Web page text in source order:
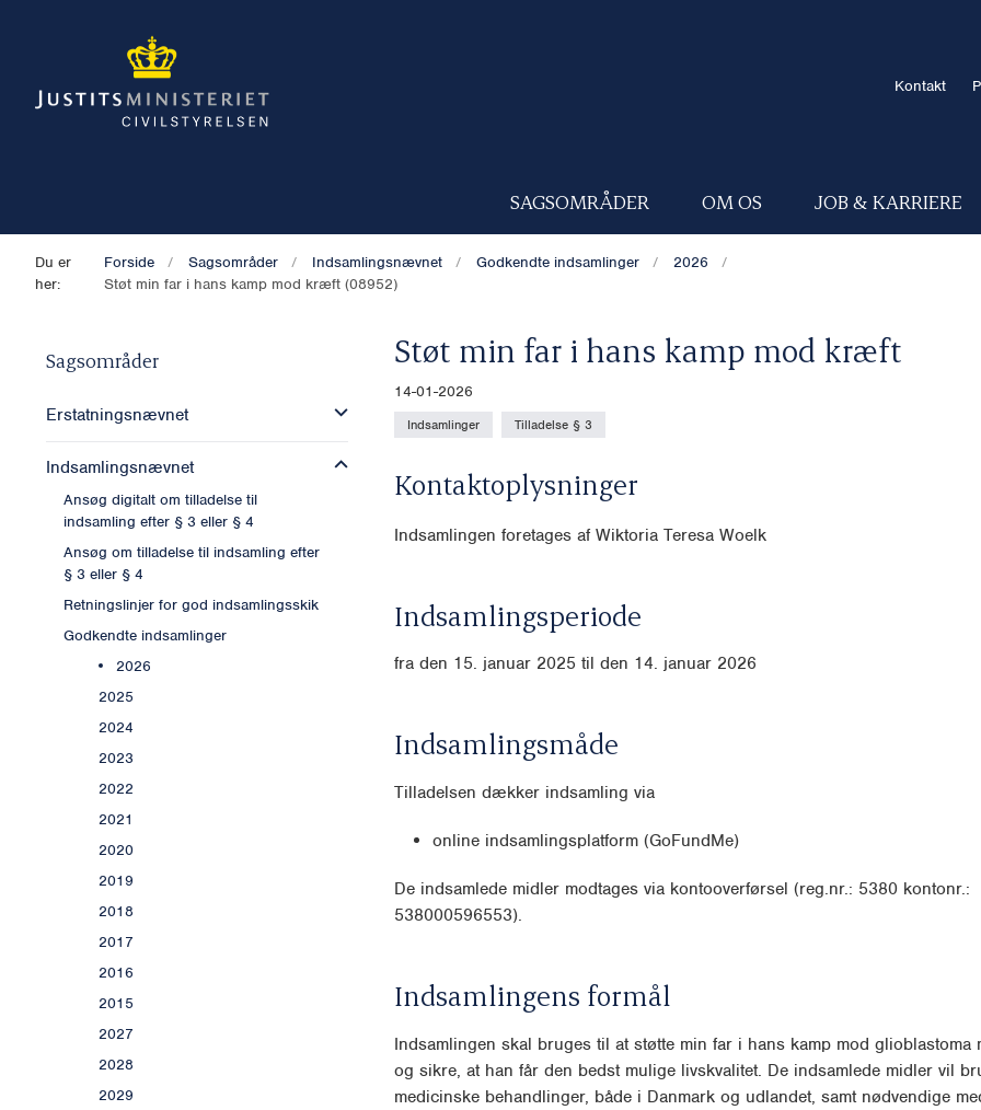
Kontakt
SAGSOMRÅDER OM OS JOB & KARRIERE
Du er
her:
Forside Sagsområder Indsamlingsnævnet Godkendte indsamlinger
2026
Støt min far i hans kamp mod kræft (08952)
Sagsområder
Erstatningsnævnet
Indsamlingsnævnet
Ansøg digitalt om tilladelse til
indsamling efter § 3 eller § 4
Ansøg om tilladelse til indsamling efter
§ 3 eller § 4
Retningslinjer for god indsamlingsskik
Godkendte indsamlinger
2026
2025
2024
2023
2022
2021
2020
2019
2018
2017
2016
2015
2027
2028
2029
Støt min far i hans kamp mod kræft
14-01-2026
Indsamlinger Tilladelse § 3
Kontaktoplysninger
Indsamlingen foretages af Wiktoria Teresa Woelk
Indsamlingsperiode
fra den 15. januar 2025 til den 14. januar 2026
Indsamlingsmåde
Tilladelsen dækker indsamling via
online indsamlingsplatform (GoFundMe)
De indsamlede midler modtages via kontooverførsel (reg.nr.: 5380 kontonr.:
538000596553).
Indsamlingens formål
Indsamlingen skal bruges til at støtte min far i hans kamp mod glioblastoma
og sikre, at han får den bedst mulige livskvalitet. De indsamlede midler vil
medicinske behandlinger, både i Danmark og udlandet, samt nødvendige